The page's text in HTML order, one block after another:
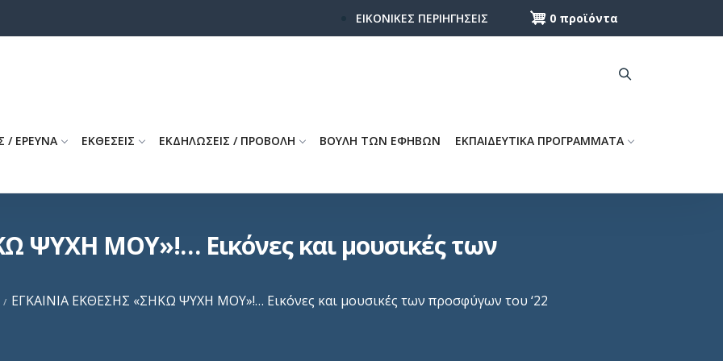
ΕΙΚΟΝΙΚΕΣ ΠΕΡΙΗΓΗΣΕΙΣ 0 προϊόντα
/ ΕΡΕΥΝΑ ΕΚΘΕΣΕΙΣ ΕΚΔΗΛΩΣΕΙΣ / ΠΡΟΒΟΛΗ ΒΟΥΛΗ ΤΩΝ ΕΦΗΒΩΝ ΕΚΠΑΙΔΕΥΤΙΚΑ ΠΡΟΓΡΑΜΜΑΤΑ
ΨΥΧΗ ΜΟΥ»!… Εικόνες και μουσικές των
ΕΓΚΑΙΝΙΑ ΕΚΘΕΣΗΣ «ΣΗΚΩ ΨΥΧΗ ΜΟΥ»!… Εικόνες και μουσικές των προσφύγων του ‘22